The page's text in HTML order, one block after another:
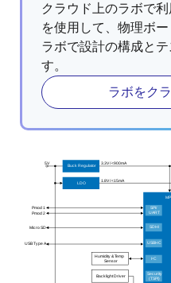
ステレオMEMSマイク
ックICは、音声の入
音声認識、GUI、LCD
続用のサンプルコード
が容易になります。
クラウド上のラボで
を使用して、物理ボ
ラボで設計の構成と
す。
ラボをク
5V
Pmod 1
Pmod 2
Micro SD
USB Type A
3.3V / <900mA
1.8V / <15mA
I2C
USBHC
SPI/
UART
SDHI
Security
(TSPI)
Buck Regulator
LDO
Humidity & Temp
Sensor
Backlight Driver